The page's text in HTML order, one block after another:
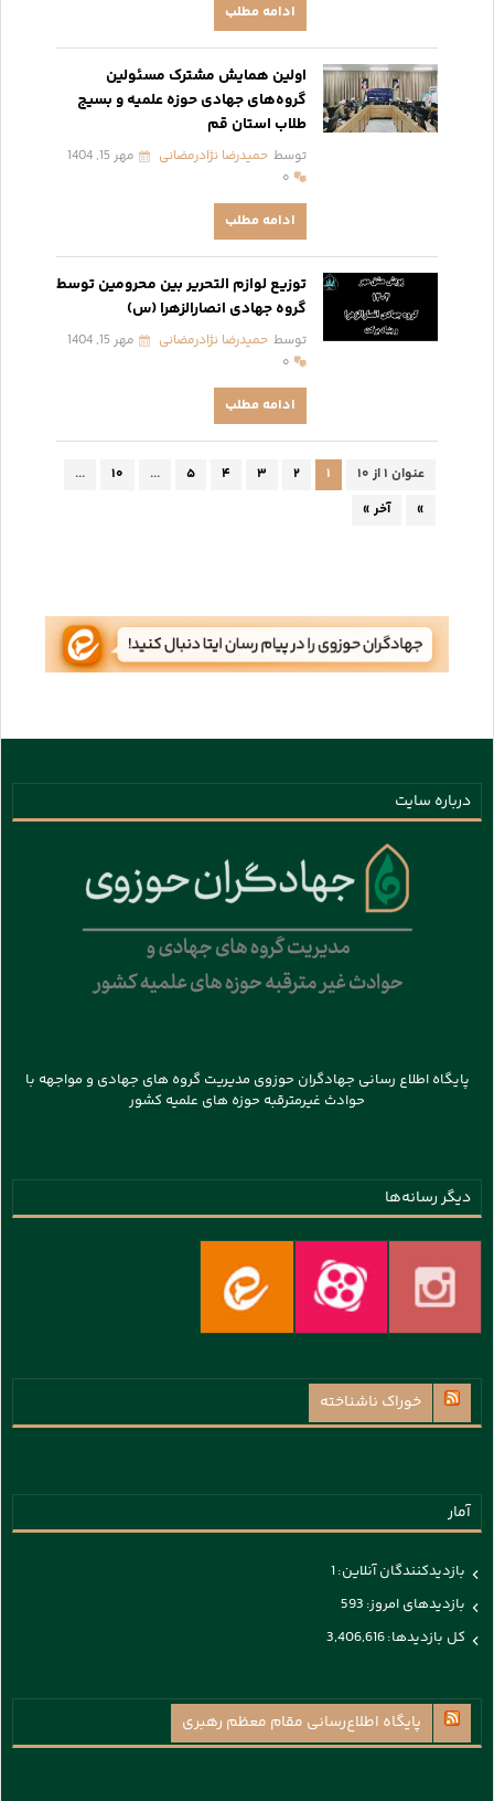
ادامه مطلب
اولین همایش مشترک مسئولین
گروه‌های جهادی حوزه علمیه و بسیج
طلاب استان قم
توسط حمیدرضا نژادرمضانی
مهر 15, 1404
۰
ادامه مطلب
توزیع لوازم التحریر بین محرومین توسط
گروه جهادی انصارالزهرا (س)
توسط حمیدرضا نژادرمضانی
مهر 15, 1404
۰
ادامه مطلب
عنوان ۱ از ۱۰ ۱ ۲ ۳ ۴ ۵ ... ۱۰
...
»
آخر »
درباره سایت
پایگاه اطلاع رسانی جهادگران حوزوی مدیریت گروه های جهادی و مواجهه با
حوادث غیرمترقبه حوزه های علمیه کشور
دیگر رسانه‌ها
خوراک ناشناخته
آمار
بازدیدکنندگان آنلاین:1
بازدیدهای امروز: 593
کل بازدیدها:3,406,616
پايگاه اطلاع‌رسانی مقام معظم رهبری